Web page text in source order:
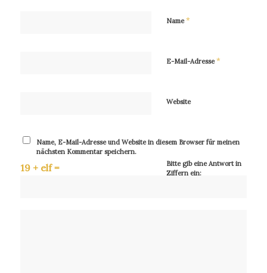
Name*
E-Mail-Adresse*
Website
Name, E-Mail-Adresse und Website in diesem Browser für meinen
nächsten Kommentar speichern.
Bitte gib eine Antwort in
Ziffern ein:
19 + elf =